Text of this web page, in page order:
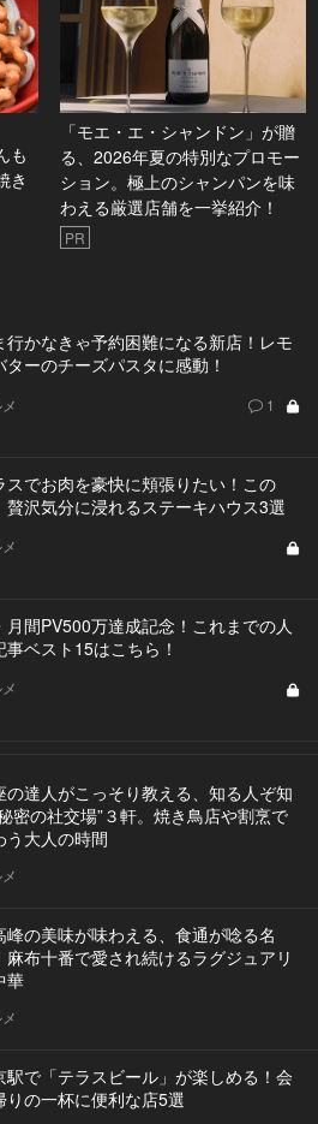
も
き
「モエ・エ・シャンドン」が贈
る、2026年夏の特別なプロモー
ション。極上のシャンパンを味
わえる厳選店舗を一挙紹介！
PR
行かなきゃ予約困難になる新店！レモ
ターのチーズパスタに感動！
1
スでお肉を豪快に頬張りたい！この
贅沢気分に浸れるステーキハウス3選
月間PV500万達成記念！これまでの人
事ベスト15はこちら！
の達人がこっそり教える、知る人ぞ知
密の社交場”３軒。焼き鳥店や割烹で
う大人の時間
峰の美味が味わえる、食通が唸る名
麻布十番で愛され続けるラグジュアリ
華
駅で「テラスビール」が楽しめる！会
りの一杯に便利な店5選